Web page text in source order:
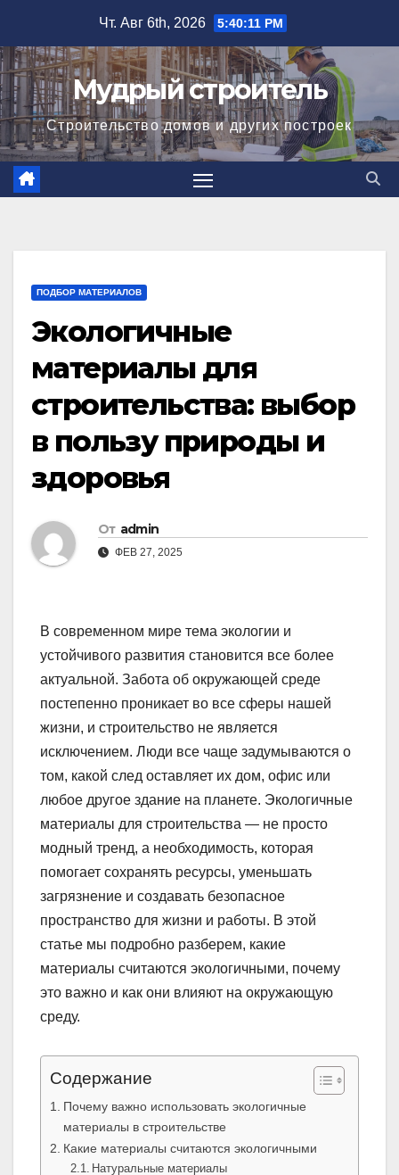
содержимому
Чт. Авг 6th, 2026 5:40:12 PM
Мудрый строитель
Строительство домов и других построек
ПОДБОР МАТЕРИАЛОВ
Экологичные
материалы для
строительства: выбор
в пользу природы и
здоровья
От admin
ФЕВ 27, 2025
В современном мире тема экологии и
устойчивого развития становится все более
актуальной. Забота об окружающей среде
постепенно проникает во все сферы нашей
жизни, и строительство не является
исключением. Люди все чаще задумываются о
том, какой след оставляет их дом, офис или
любое другое здание на планете. Экологичные
материалы для строительства — не просто
модный тренд, а необходимость, которая
помогает сохранять ресурсы, уменьшать
загрязнение и создавать безопасное
пространство для жизни и работы. В этой
статье мы подробно разберем, какие
материалы считаются экологичными, почему
это важно и как они влияют на окружающую
среду.
Содержание
Почему важно использовать экологичные
материалы в строительстве
Какие материалы считаются экологичными
Натуральные материалы